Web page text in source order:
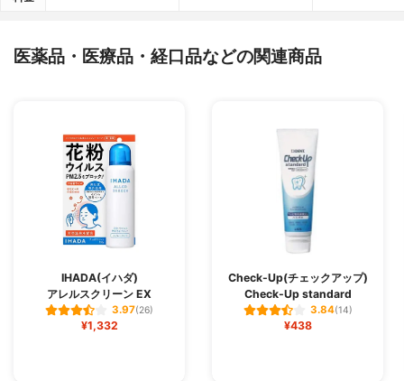
医薬品・医療品・経口品などの関連商品
IHADA(イハダ)
アレルスクリーン EX
3.97(26)
¥1,332
Check-Up(チェックアップ)
Check-Up standard
3.84(14)
¥438